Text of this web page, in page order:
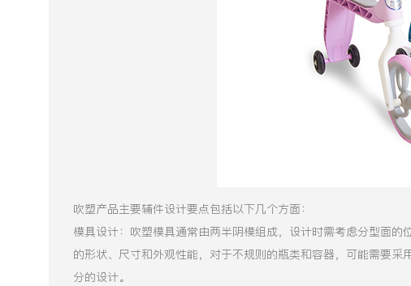
吹塑产品主要辅件设计要点包括以下几个方面：
模具设计：吹塑模具通常由两半阴模组成，设计时需考虑分型面
的形状、尺寸和外观性能，对于不规则的瓶类和容器，可能需要
分的设计。